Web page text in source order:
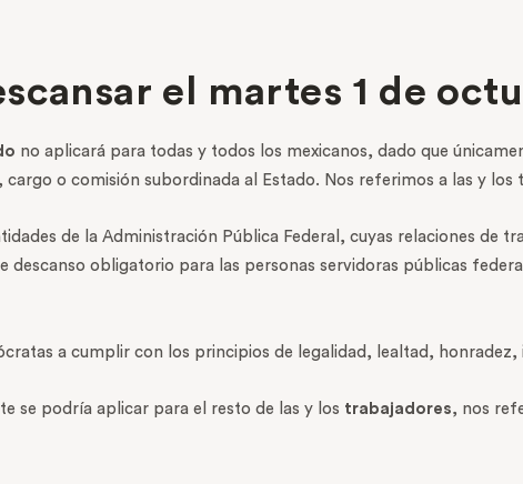
el martes 1 de
no aplicará para todas y todos los mexicanos, dado que
o comisión subordinada al Estado. Nos referimos a las y los
de la Administración Pública Federal, cuyas relaciones de
obligatorio para las personas servidoras públicas
a cumplir con los principios de legalidad, lealtad, honradez,
se podría aplicar para el resto de las y los trabajadores, nos